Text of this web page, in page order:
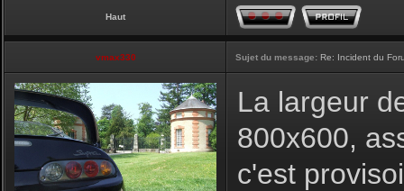
Haut
vmax330 Sujet du message: Re: Incident du
La largeur
800x600,
c'est